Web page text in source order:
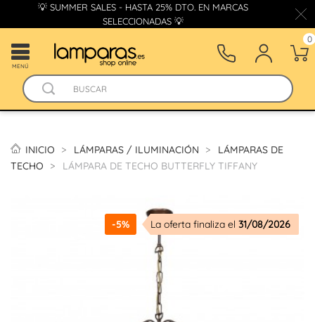
💡 SUMMER SALES - HASTA 25% DTO. EN MARCAS
SELECCIONADAS 💡
MENÚ
0
INICIO LÁMPARAS / ILUMINACIÓN
LÁMPARAS DE
TECHO
LÁMPARA DE TECHO BUTTERFLY TIFFANY
-5% La oferta finaliza el 31/08/2026